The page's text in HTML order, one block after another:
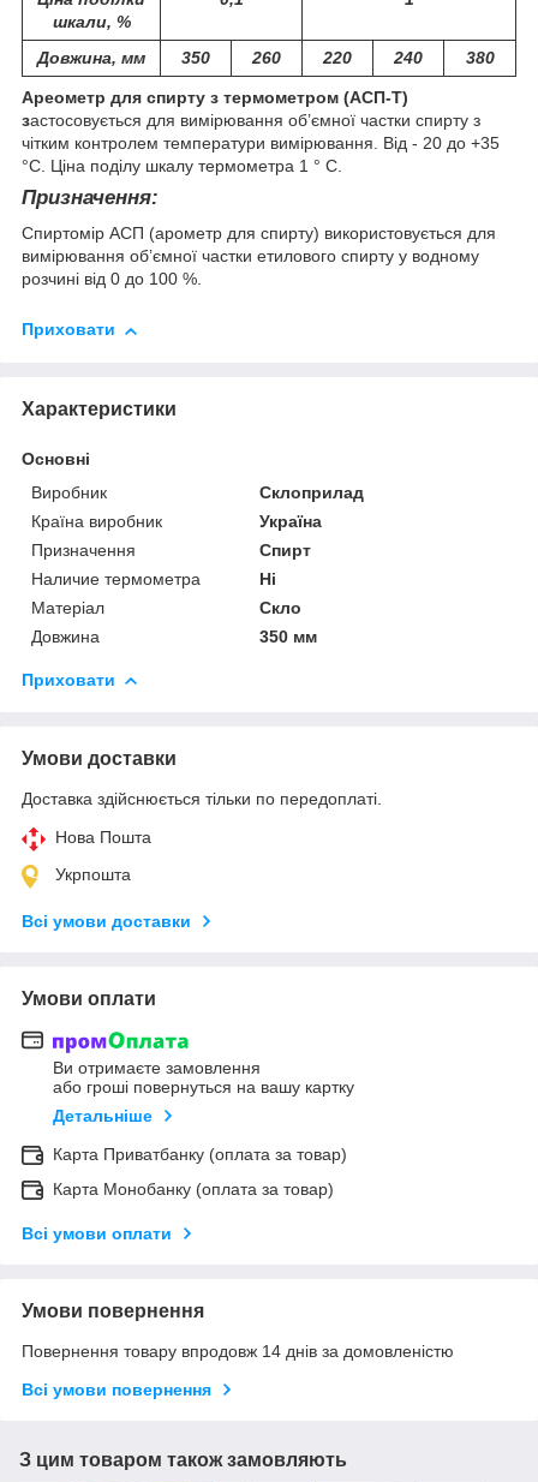
шкали, %
Довжина, мм 350 260 220 240 380
Ареометр для спирту з термометром (АСП-Т)
застосовується для вимірювання об’ємної частки спирту з
чітким контролем температури вимірювання. Від - 20 до +35
°С. Ціна поділу шкалу термометра 1 ° C.
Призначення:
Спиртомір АСП (арометр для спирту) використовується для
вимірювання об’ємної частки етилового спирту у водному
розчині від 0 до 100 %.
Приховати
Характеристики
Основні
Виробник
Склоприлад
Країна виробник
Україна
Призначення
Спирт
Наличие термометра
Ні
Матеріал
Скло
Довжина
350 мм
Приховати
Умови доставки
Доставка здійснюється тільки по передоплаті.
Нова Пошта
Укрпошта
Всі умови доставки
Умови оплати
Ви отримаєте замовлення
або гроші повернуться на вашу картку
Детальніше
Карта Приватбанку (оплата за товар)
Карта Монобанку (оплата за товар)
Всі умови оплати
Умови повернення
Повернення товару впродовж 14 днів за домовленістю
Всі умови повернення
З цим товаром також замовляють